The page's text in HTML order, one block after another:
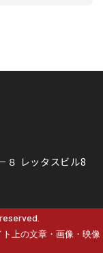
８ レッタスビル8
上の文章・画像・映像